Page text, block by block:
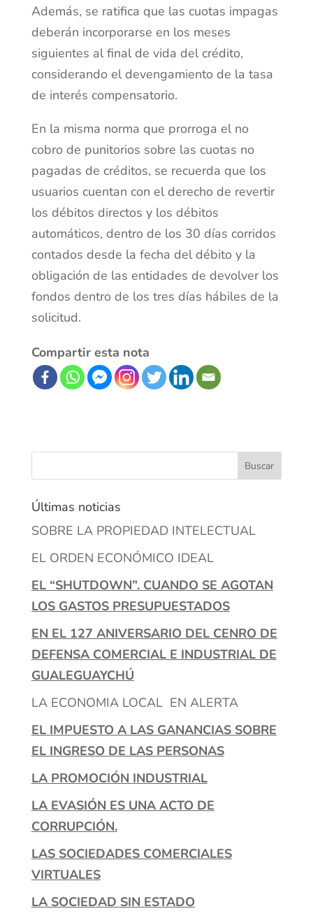
Además, se ratifica que las cuotas impagas
deberán incorporarse en los meses
siguientes al final de vida del crédito,
considerando el devengamiento de la tasa
de interés compensatorio.
En la misma norma que prorroga el no
cobro de punitorios sobre las cuotas no
pagadas de créditos, se recuerda que los
usuarios cuentan con el derecho de revertir
los débitos directos y los débitos
automáticos, dentro de los 30 días corridos
contados desde la fecha del débito y la
obligación de las entidades de devolver los
fondos dentro de los tres días hábiles de la
solicitud.
Compartir esta nota
Últimas noticias
SOBRE LA PROPIEDAD INTELECTUAL
EL ORDEN ECONÓMICO IDEAL
EL “SHUTDOWN”. CUANDO SE AGOTAN
LOS GASTOS PRESUPUESTADOS
EN EL 127 ANIVERSARIO DEL CENRO DE
DEFENSA COMERCIAL E INDUSTRIAL DE
GUALEGUAYCHÚ
LA ECONOMIA LOCAL EN ALERTA
EL IMPUESTO A LAS GANANCIAS SOBRE
EL INGRESO DE LAS PERSONAS
LA PROMOCIÓN INDUSTRIAL
LA EVASIÓN ES UNA ACTO DE
CORRUPCIÓN.
LAS SOCIEDADES COMERCIALES
VIRTUALES
LA SOCIEDAD SIN ESTADO